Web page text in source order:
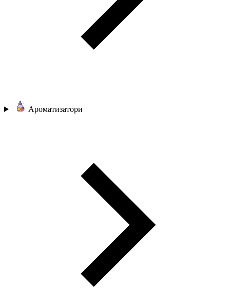
Ароматизатори